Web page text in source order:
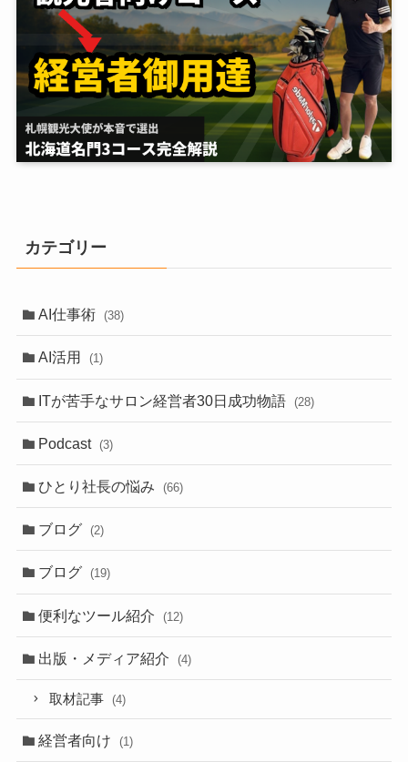
カテゴリー
AI仕事術 (38)
AI活用 (1)
ITが苦手なサロン経営者30日成功物語 (28)
Podcast (3)
ひとり社長の悩み (66)
ブログ (2)
ブログ (19)
便利なツール紹介 (12)
出版・メディア紹介 (4)
取材記事 (4)
経営者向け (1)